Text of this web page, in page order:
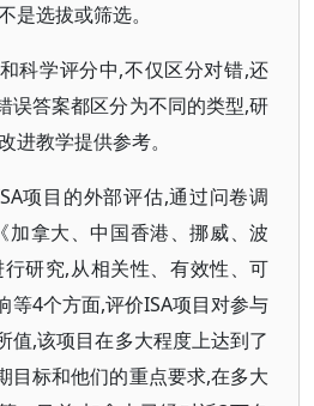
是选拔或筛选。
科学评分中,不仅区分对错,还
误答案都区分为不同的类型,研
进教学提供参考。
项目的外部评估,通过问卷调
加拿大、中国香港、挪威、波
研究,从相关性、有效性、可
等4个方面,评价ISA项目对参与
值,该项目在多大程度上达到了
目标和他们的重点要求,在多大